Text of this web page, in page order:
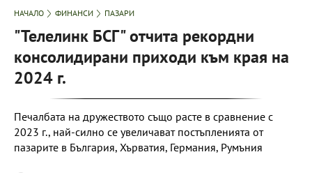
НАЧАЛО ФИНАНСИ ПАЗАРИ
"Телелинк БСГ" отчита рекордни
консолидирани приходи към края на
2024 г.
Печалбата на дружеството също расте в сравнение с
2023 г., най-силно се увеличават постъпленията от
пазарите в България, Хърватия, Германия, Румъния